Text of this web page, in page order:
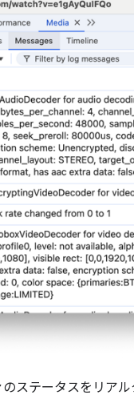
ステータスをリアル